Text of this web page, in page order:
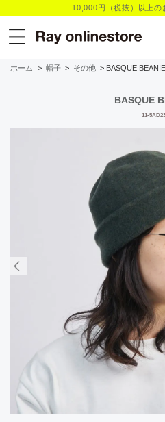
10,000円（税抜）以上の
ホーム > 帽子 > その他 > BASQUE BEANIE
BASQUE
11-5AD23